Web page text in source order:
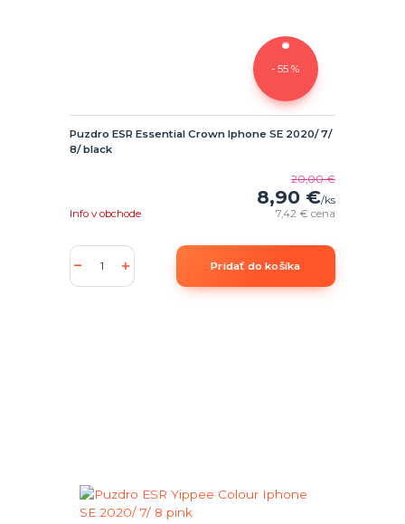
- 55 %
Puzdro ESR Essential Crown Iphone SE 2020/ 7/
8/ black
20,00 €
8,90 €/ks
7,42 €cena
Info v obchode
Pridať do košíka